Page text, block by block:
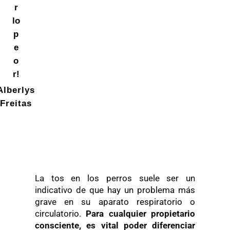
r
lo
p
e
o
r!
Freitas
La tos en los perros suele ser un
indicativo de que hay un problema más
grave en su aparato respiratorio o
circulatorio. Para cualquier propietario
consciente, es vital poder diferenciar